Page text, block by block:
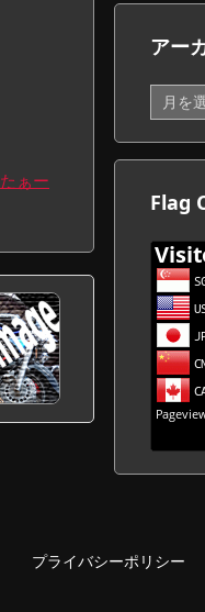
たぁー
アー
ー
カ
イ
一
Flag
プライバシーポリシー